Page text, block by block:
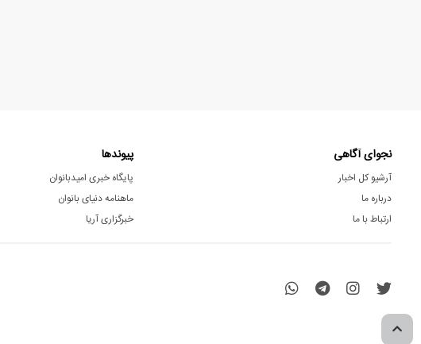
نجوای آگاهی
آرشیو کل اخبار
درباره ما
ارتباط با ما
پیوندها
پایگاه خبری امیدبانوان
ماهنامه دنیای بانوان
خبرگزاری آریا